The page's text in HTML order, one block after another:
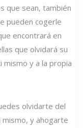
que sean, también
pueden cogerle
encontrará en
que olvidará su
y a la propia
olvidarte del
y ahogarte